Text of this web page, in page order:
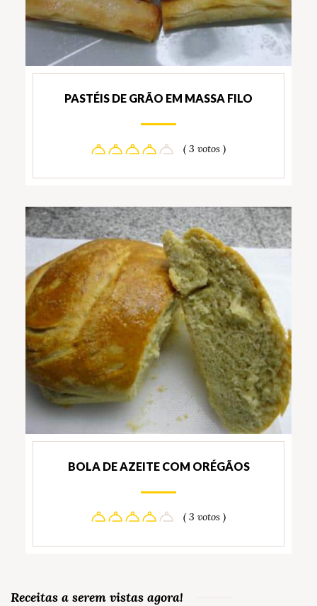
PASTÉIS DE GRÃO EM MASSA FILO
( 3 votos )
BOLA DE AZEITE COM ORÉGÃOS
( 3 votos )
Receitas a serem vistas agora!